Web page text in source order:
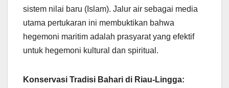
sistem nilai baru (Islam). Jalur air sebagai media
utama pertukaran ini membuktikan bahwa
hegemoni maritim adalah prasyarat yang efektif
untuk hegemoni kultural dan spiritual.
Konservasi Tradisi Bahari di Riau-Lingga: